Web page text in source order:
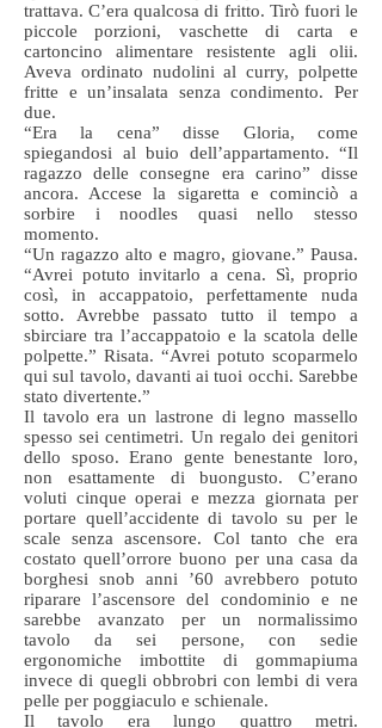
trattava. C’era qualcosa di fritto. Tirò fuori le
piccole porzioni, vaschette di carta e
cartoncino alimentare resistente agli olii.
Aveva ordinato nudolini al curry, polpette
fritte e un’insalata senza condimento. Per
due.
“Era la cena” disse Gloria, come
spiegandosi al buio dell’appartamento. “Il
ragazzo delle consegne era carino” disse
ancora. Accese la sigaretta e cominciò a
sorbire i noodles quasi nello stesso
momento.
“Un ragazzo alto e magro, giovane.” Pausa.
“Avrei potuto invitarlo a cena. Sì, proprio
così, in accappatoio, perfettamente nuda
sotto. Avrebbe passato tutto il tempo a
sbirciare tra l’accappatoio e la scatola delle
polpette.” Risata. “Avrei potuto scoparmelo
qui sul tavolo, davanti ai tuoi occhi. Sarebbe
stato divertente.”
Il tavolo era un lastrone di legno massello
spesso sei centimetri. Un regalo dei genitori
dello sposo. Erano gente benestante loro,
non esattamente di buongusto. C’erano
voluti cinque operai e mezza giornata per
portare quell’accidente di tavolo su per le
scale senza ascensore. Col tanto che era
costato quell’orrore buono per una casa da
borghesi snob anni ’60 avrebbero potuto
riparare l’ascensore del condominio e ne
sarebbe avanzato per un normalissimo
tavolo da sei persone, con sedie
ergonomiche imbottite di gommapiuma
invece di quegli obbrobri con lembi di vera
pelle per poggiaculo e schienale.
Il tavolo era lungo quattro metri.